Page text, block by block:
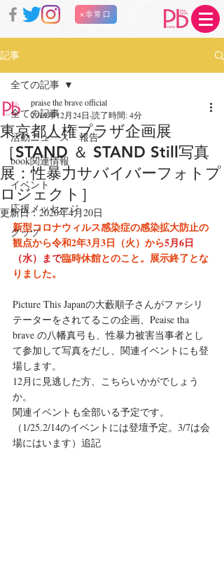
×非常口
記事
全ての記事
活動ニュース・報告
book関連情報
イベント
応援メッセージ
グッヅ
全ての記事
東京都人権プラザ企画展
［STAND ＆ STAND Still写真
展：性暴力サバイバーフォトプ
ロジェクト］
praise the brave official
2019年12月24日 読了時間: 4分
更新日：2020年4月20日
新型コロナウィルス感染症の感染拡大防止の
観点から令和2年3月3日（火）から5月6日
（水）まで臨時休館とのこと。展示終了とな
りました。
Picture This Japanの大藪順子さんがファシリ
テーターをされてるこの企画、Peaise tha
brave の八幡真弓も、性暴力被害当事者とし
て参加して写真をだし、関連イベントにも登
場します。
12月に見逃した方、こちらいかがでしょう
か。
関連イベントも全部いる予定です。
（1/25.2/14のイベントには登壇予定。3/7は会
場にはいます）追記